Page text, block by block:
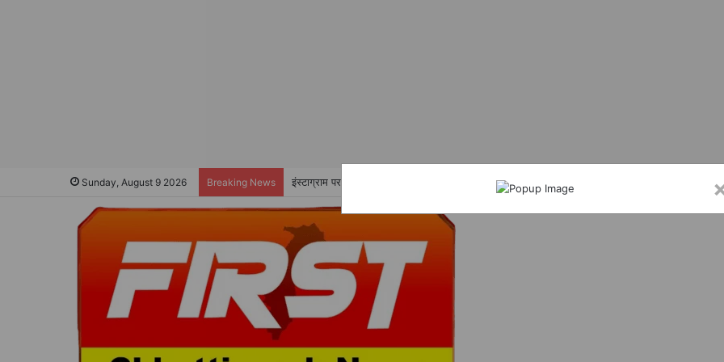
Sunday, August 9 2026 Breaking News इंस्टाग्राम पर फर्जी आईडी बनाकर नाबालिग छात्र छात्राओं के विडियो, फोटो शेयर करने वाला शातिर सोनू ओमरे